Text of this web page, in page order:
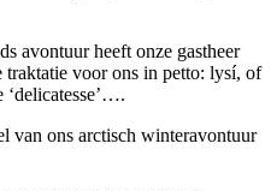
avontuur heeft onze gastheer
voor ons in petto: lysí, of
‘delicatesse’….
van ons arctisch winteravontuur